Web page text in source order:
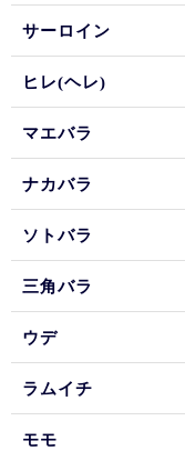
サーロイン
ヒレ(ヘレ)
マエバラ
ナカバラ
ソトバラ
三角バラ
ウデ
ラムイチ
モモ